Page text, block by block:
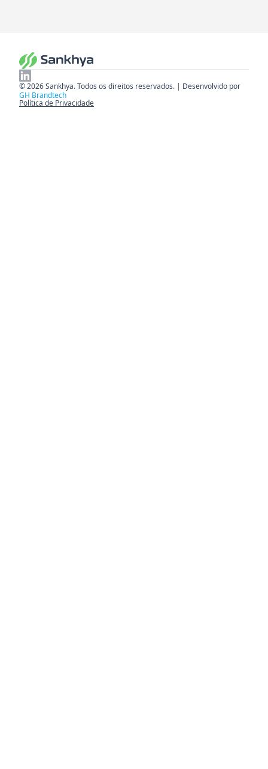
© 2026 Sankhya. Todos os direitos reservados. | Desenvolvido por
GH Brandtech
Política de Privacidade